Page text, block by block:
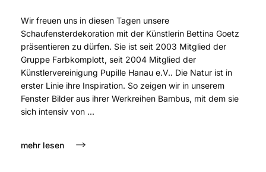
Wir freuen uns in diesen Tagen unsere
Schaufensterdekoration mit der Künstlerin Bettina Goetz
präsentieren zu dürfen. Sie ist seit 2003 Mitglied der
Gruppe Farbkomplott, seit 2004 Mitglied der
Künstlervereinigung Pupille Hanau e.V.. Die Natur ist in
erster Linie ihre Inspiration. So zeigen wir in unserem
Fenster Bilder aus ihrer Werkreihen Bambus, mit dem sie
sich intensiv von ...
mehr lesen